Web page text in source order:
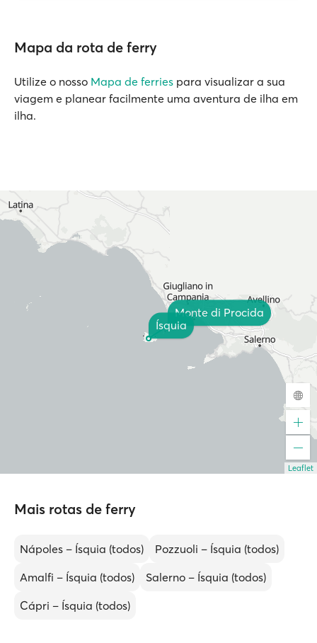
Mapa da rota de ferry
Utilize o nosso Mapa de ferries para visualizar a sua
viagem e planear facilmente uma aventura de ilha em
ilha.
Monte di Procida
Ísquia
Leaflet
Mais rotas de ferry
Nápoles – Ísquia (todos)
Pozzuoli – Ísquia (todos)
Amalfi – Ísquia (todos)
Salerno – Ísquia (todos)
Cápri – Ísquia (todos)